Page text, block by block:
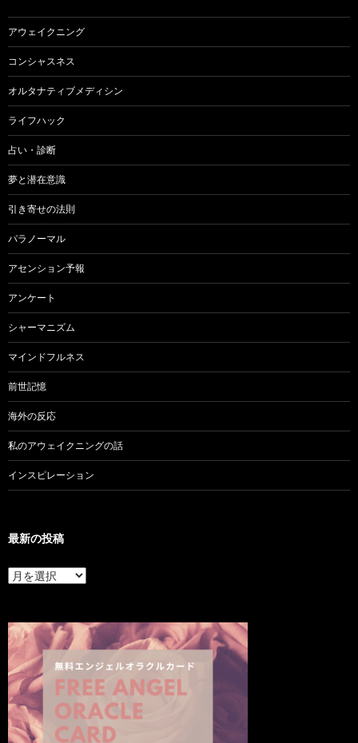
ョ
ン
アウェイクニング
コンシャスネス
オルタナティブメディシン
ライフハック
占い・診断
夢と潜在意識
引き寄せの法則
パラノーマル
アセンション予報
アンケート
シャーマニズム
マインドフルネス
前世記憶
海外の反応
私のアウェイクニングの話
インスピレーション
最新の投稿
最
新
稿